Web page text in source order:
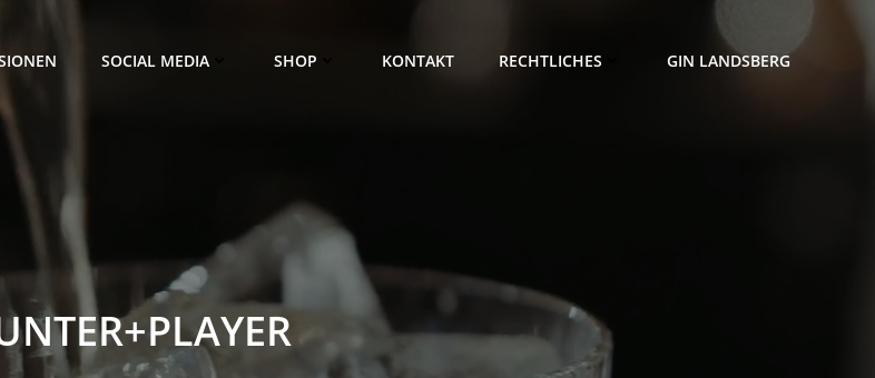
SOCIAL MEDIA SHOP KONTAKT RECHTLICHES GIN LANDSBERG